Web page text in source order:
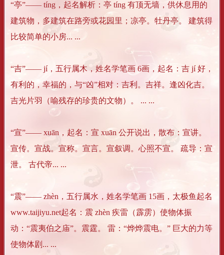
“亭”―― tíng，起名解析：亭 tíng 有顶无墙，供休息用的
建筑物，多建筑在路旁或花园里；凉亭。牡丹亭。 建筑得
比较简单的小房... ...
“吉”―― jí，五行属木，姓名学笔画 6画，起名：吉 jí 好，
有利的，幸福的，与“凶”相对：吉利。吉祥。逢凶化吉。
吉光片羽（喻残存的珍贵的文物）。 ... ...
“宣”―― xuān，起名：宣 xuān 公开说出，散布：宣讲。
宣传。宣战。宣称。宣言。宣叙调。心照不宣。 疏导：宣
泄。 古代帝... ...
“震”―― zhèn，五行属水，姓名学笔画 15画，太极鱼起名
www.taijiyu.net起名：震 zhèn 疾雷（霹雳）使物体振
动：“震夷伯之庙”。震霆。 雷：“烨烨震电。” 巨大的力等
使物体剧... ...